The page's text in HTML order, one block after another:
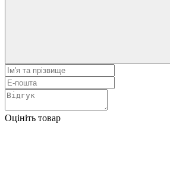
Оцініть товар